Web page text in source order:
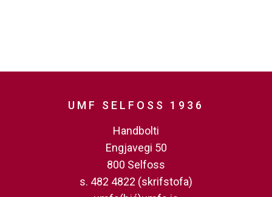
UMF SELFOSS 1936
Handbolti
Engjavegi 50
800 Selfoss
s. 482 4822 (skrifstofa)